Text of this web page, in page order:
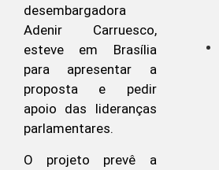
desembargadora
Adenir Carruesco,
esteve em Brasília
para apresentar a
proposta e pedir
apoio das lideranças
parlamentares.
O projeto prevê a